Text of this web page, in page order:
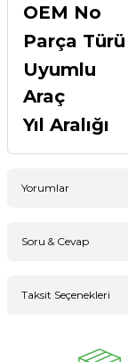
OEM No
Parça Türü
Uyumlu
Araç
Yıl Aralığı
Yorumlar
Soru & Cevap
Taksit Seçenekleri